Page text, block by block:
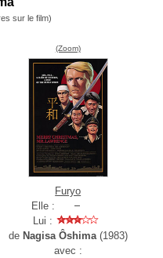
sur le film)
(Zoom)
Furyo
Elle :
Lui :
de Nagisa Ôshima(1983)
avec :